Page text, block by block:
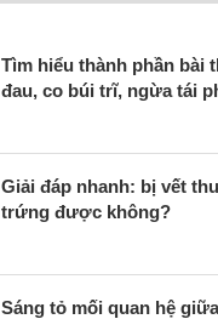
Tìm hiểu thành phần bài
đau, co búi trĩ, ngừa tái
Giải đáp nhanh: bị vết
trứng được không?
Sáng tỏ mối quan hệ